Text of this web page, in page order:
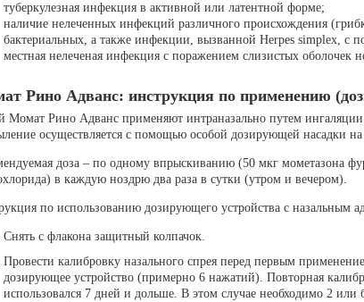
туберкулезная инфекция в активной или латентной форме;
наличие нелеченных инфекций различного происхождения
бактериальных, а также инфекции, вызванной Herpes simplex, с
местная нелеченая инфекция с поражением слизистых оболочек
Рино Адванс: инструкция по применению
Момат Рино Адванс применяют интраназально путем
осуществляется с помощью особой дозирующей насадки на
доза – по одному впрыскиванию (50 мкг мометазона
в каждую ноздрю два раза в сутки (утром и вечером).
по использованию дозирующего устройства с назальным
Снять с флакона защитный колпачок.
Провести калибровку назального спрея перед первым
дозирующее устройство (примерно 6 нажатий). Повторная
использовался 7 дней и дольше. В этом случае необходимо 2 или